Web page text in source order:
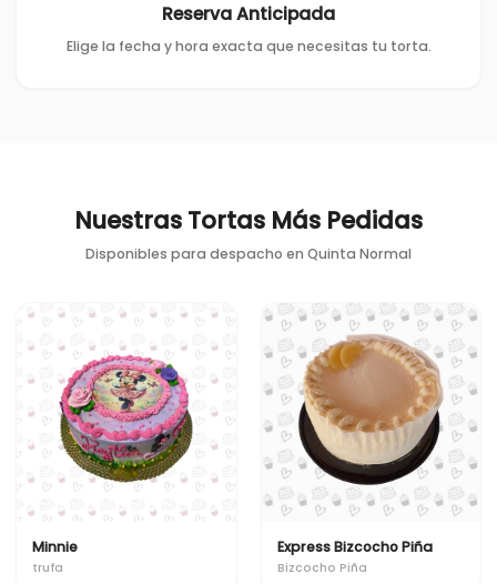
Reserva Anticipada
Elige la fecha y hora exacta que necesitas tu torta.
Nuestras Tortas Más Pedidas
Disponibles para despacho en Quinta Normal
Minnie
trufa
Express Bizcocho Piña
Bizcocho Piña